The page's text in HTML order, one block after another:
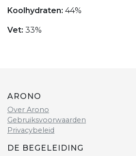
Koolhydraten: 44%
Vet: 33%
ARONO
Over Arono
Gebruiksvoorwaarden
Privacybeleid
DE BEGELEIDING